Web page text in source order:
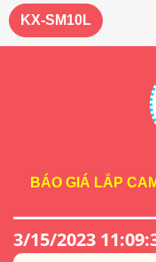
KX-SM10L
BÁO GIÁ LẮP
3/15/2023